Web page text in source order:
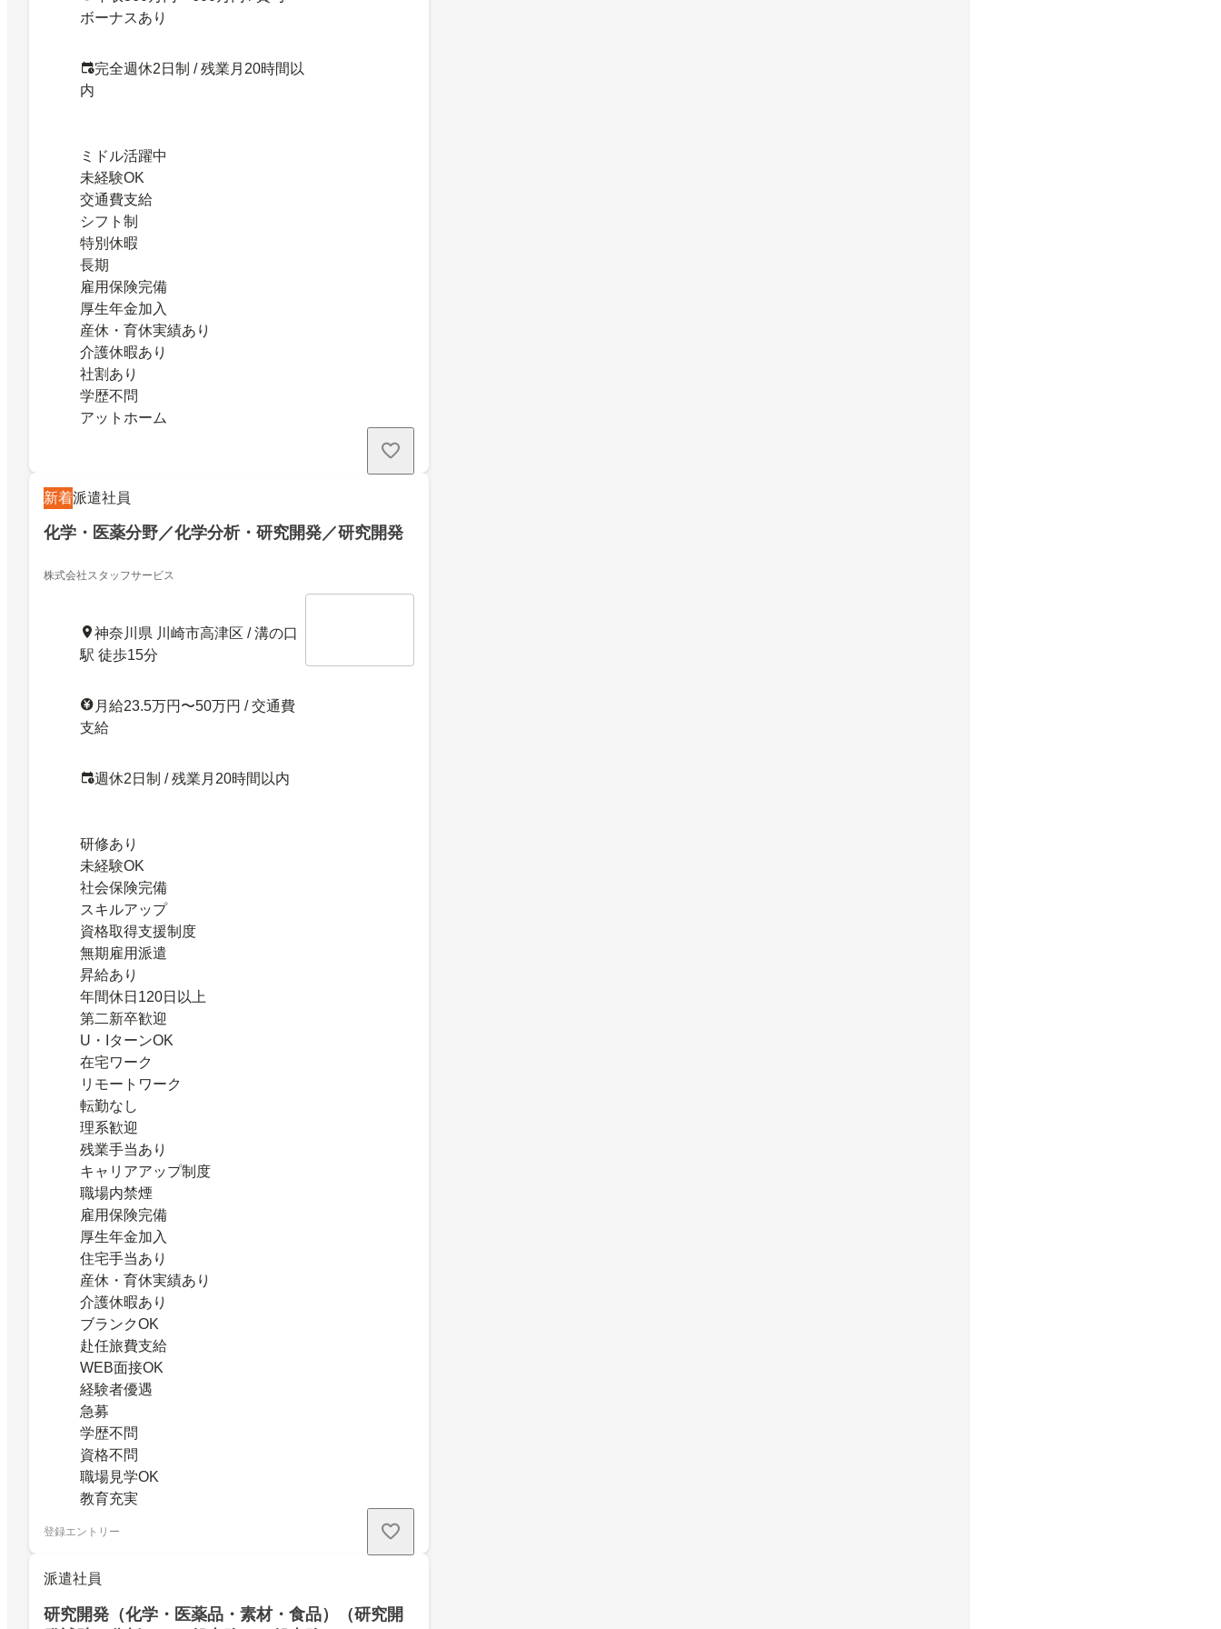
ボーナスあり
完全週休2日制 / 残業月20時間以
内
ミドル活躍中
未経験OK
交通費支給
シフト制
特別休暇
長期
雇用保険完備
厚生年金加入
産休・育休実績あり
介護休暇あり
社割あり
学歴不問
アットホーム
新着派遣社員
化学・医薬分野／化学分析・研究開発／研究開発
株式会社スタッフサービス
神奈川県 川崎市高津区 / 溝の口
駅 徒歩15分
月給23.5万円〜50万円 / 交通費
支給
週休2日制 / 残業月20時間以内
研修あり
未経験OK
社会保険完備
スキルアップ
資格取得支援制度
無期雇用派遣
昇給あり
年間休日120日以上
第二新卒歓迎
U・IターンOK
在宅ワーク
リモートワーク
転勤なし
理系歓迎
残業手当あり
キャリアアップ制度
職場内禁煙
雇用保険完備
厚生年金加入
住宅手当あり
産休・育休実績あり
介護休暇あり
ブランクOK
赴任旅費支給
WEB面接OK
経験者優遇
急募
学歴不問
資格不問
職場見学OK
教育充実
登録エントリー
派遣社員
研究開発（化学・医薬品・素材・食品）（研究開